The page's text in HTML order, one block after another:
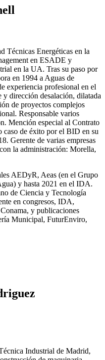
Técnicas Energéticas en la
en ESADE y
en la UA. Tras su paso por
en 1994 a Aguas de
experiencia profesional en el
y dirección desalación, dilatada
de proyectos complejos
Responsable varios
Mención especial al Contrato
caso de éxito por el BID en su
Gerente de varias empresas
la administración: Morella,
AEDyR, Aeas (en el Grupo
y hasta 2021 en el IDA.
de Ciencia y Tecnología
en congresos, IDA,
y publicaciones
Municipal, FuturEnviro,
Industrial de Madrid,